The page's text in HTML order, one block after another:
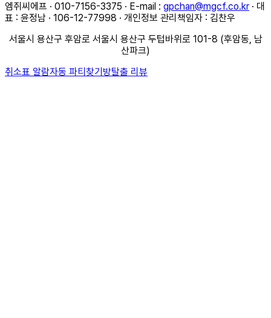
엠쥐씨에프 · 010-7156-3375 · E-mail : gpchan@mgcf.co.kr · 대
표 : 윤정남 · 106-12-77998 · 개인정보 관리책임자 : 김찬우
서울시 용산구 후암로 서울시 용산구 두텁바위로 101-8 (후암동, 남
산파크)
취소표 알람자동 파티찾기방탈출 리뷰